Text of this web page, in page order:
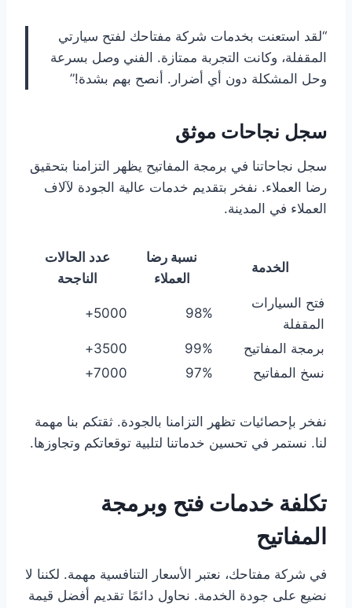
“لقد استعنت بخدمات شركة مفتاحك لفتح سيارتي
المقفلة، وكانت التجربة ممتازة. الفني وصل بسرعة
وحل المشكلة دون أي أضرار. أنصح بهم بشدة!”
سجل نجاحات موثق
سجل نجاحاتنا في برمجة المفاتيح يظهر التزامنا بتحقيق
رضا العملاء. نفخر بتقديم خدمات عالية الجودة لآلاف
العملاء في المدينة.
الخدمة
نسبة رضا
العملاء
عدد الحالات
الناجحة
فتح السيارات
المقفلة
98%
5000+
برمجة المفاتيح 99%
3500+
نسخ المفاتيح
97%
7000+
نفخر بإحصائيات تظهر التزامنا بالجودة. ثقتكم بنا مهمة
لنا. نستمر في تحسين خدماتنا لتلبية توقعاتكم وتجاوزها.
تكلفة خدمات فتح وبرمجة
المفاتيح
في شركة مفتاحك، نعتبر الأسعار التنافسية مهمة. لكننا لا
نضيع على جودة الخدمة. نحاول دائمًا تقديم أفضل قيمة